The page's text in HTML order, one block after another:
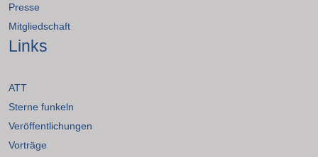
Presse
Mitgliedschaft
Links
ATT
Sterne funkeln
Veröffentlichungen
Vorträge